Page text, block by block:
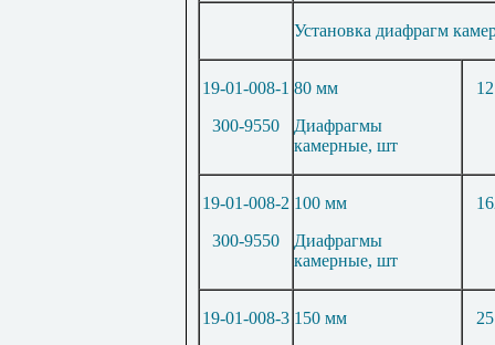
Установка диафрагм
19-01-008-1
300-9550
80 мм
Диафрагмы
камерные, шт
19-01-008-2
300-9550
100 мм
Диафрагмы
камерные, шт
19-01-008-3 150 мм